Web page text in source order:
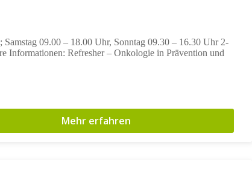
09.00 – 18.00 Uhr, Sonntag 09.30 – 16.30 Uhr 2-
Informationen: Refresher – Onkologie in Prävention und
Mehr erfahren